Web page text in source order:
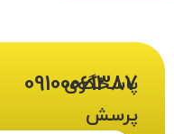
پاسخگوی
پرسش
09100061387